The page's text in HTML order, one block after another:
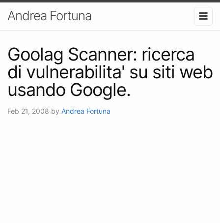
Andrea Fortuna
Goolag Scanner: ricerca
di vulnerabilita' su siti web
usando Google.
Feb 21, 2008 by Andrea Fortuna